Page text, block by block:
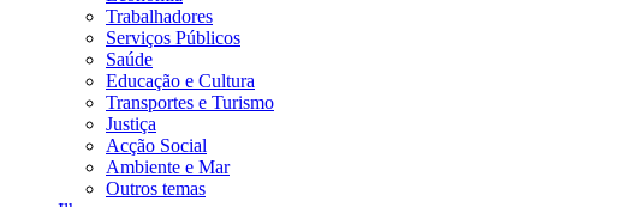
Trabalhadores
Serviços Públicos
Saúde
Educação e Cultura
Transportes e Turismo
Justiça
Acção Social
Ambiente e Mar
Outros temas